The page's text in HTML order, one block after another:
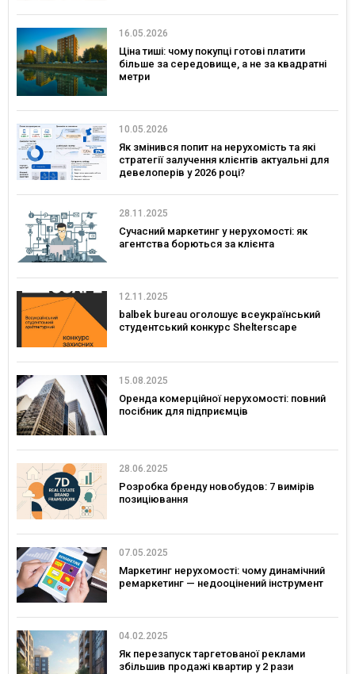
16.05.2026
Ціна тиші: чому покупці готові платити
більше за середовище, а не за квадратні
метри
10.05.2026
Як змінився попит на нерухомість та які
стратегії залучення клієнтів актуальні для
девелоперів у 2026 році?
28.11.2025
Сучасний маркетинг у нерухомості: як
агентства борються за клієнта
12.11.2025
balbek bureau оголошує всеукраїнський
студентський конкурс Shelterscape
15.08.2025
Оренда комерційної нерухомості: повний
посібник для підприємців
28.06.2025
Розробка бренду новобудов: 7 вимірів
позиціювання
07.05.2025
Маркетинг нерухомості: чому динамічний
ремаркетинг — недооцінений інструмент
04.02.2025
Як перезапуск таргетованої реклами
збільшив продажі квартир у 2 рази